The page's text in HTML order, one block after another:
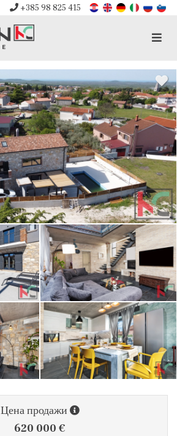
+385 98 825 415
Цена продажи
620 000 €